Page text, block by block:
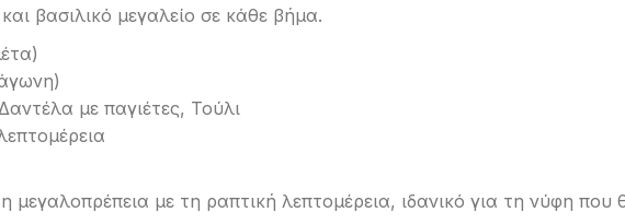
βασιλικό μεγαλείο σε κάθε βήμα.
με παγιέτες, Τούλι
μεγαλοπρέπεια με τη ραπτική λεπτομέρεια, ιδανικό για τη νύφη που